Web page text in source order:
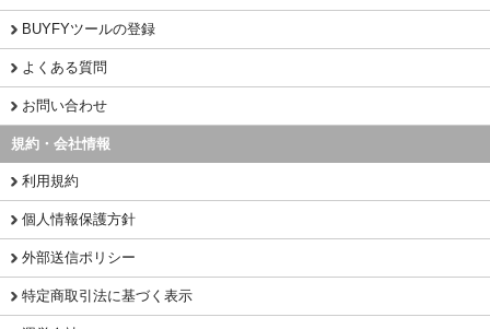
BUYFYツールの登録
よくある質問
お問い合わせ
規約・会社情報
利用規約
個人情報保護方針
外部送信ポリシー
特定商取引法に基づく表示